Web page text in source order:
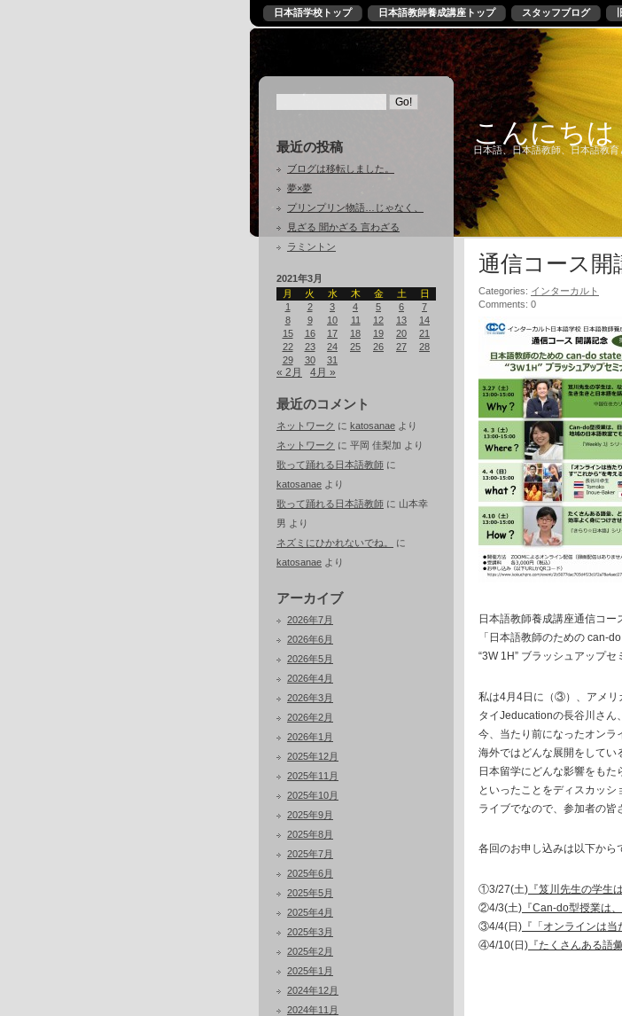
日本語学校トップ 日本語教師養成講座トップ スタッフブログ
最近の投稿
ブログは移転しました。
夢×夢
プリンプリン物語…じゃなく、
見ざる 聞かざる 言わざる
ラミントン
2021年3月
月
火 水 木 金 土
日
1
2 3 4 5 6
7
8
9 10 11 12 13
14
15
16 17 18 19 20
21
22
23 24 25 26 27
28
29
30 31
« 2月 4月 »
最近のコメント
ネットワーク に katosanae より
ネットワーク に 平岡 佳梨加 より
歌って踊れる日本語教師 に
katosanae より
歌って踊れる日本語教師 に 山本幸
男 より
ネズミにひかれないでね。
に
katosanae より
アーカイブ
2026年7月
2026年6月
2026年5月
2026年4月
2026年3月
2026年2月
2026年1月
2025年12月
2025年11月
2025年10月
2025年9月
2025年8月
2025年7月
2025年6月
2025年5月
2025年4月
2025年3月
2025年2月
2025年1月
2024年12月
2024年11月
こんにちは
日本語、日本語教師、日本語教育
通信コース開
Categories: インターカルト
Comments: 0
日本語教師養成講座通信コー
「日本語教師のための can-do
“3W 1H” ブラッシュアップセ
私は4月4日に（③）、アメリ
タイJeducationの長谷川さん
今、当たり前になったオンラ
海外ではどんな展開をして
日本留学にどんな影響をもた
といったことをディスカッシ
ライブでなので、参加者の皆
各回のお申し込みは以下から
①3/27(土) 『笈川先生の学生
②4/3(土) 『Can-do型授業は
③4/4(日) 『「オンラインは
④4/10(日) 『たくさんある語